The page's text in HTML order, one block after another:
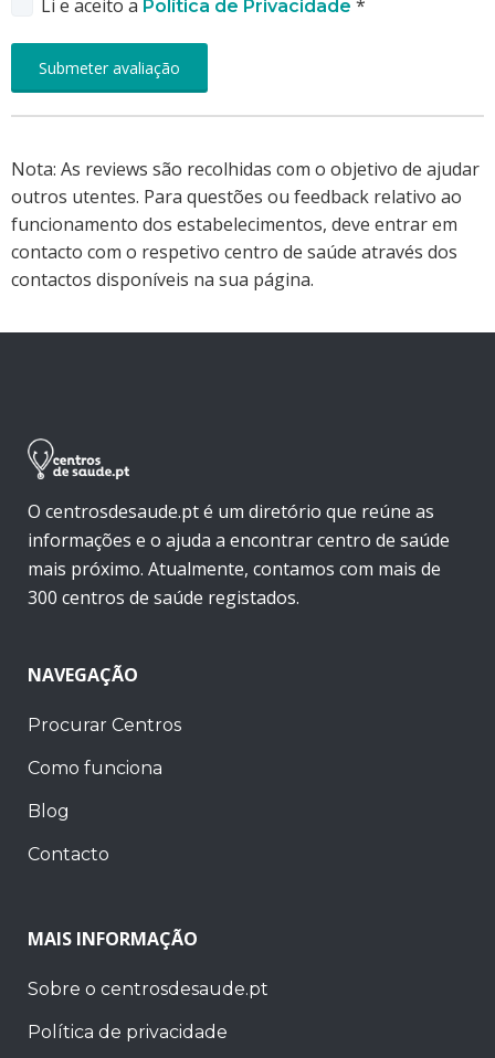
Li e aceito a Política de Privacidade *
Nota: As reviews são recolhidas com o objetivo de ajudar
outros utentes. Para questões ou feedback relativo ao
funcionamento dos estabelecimentos, deve entrar em
contacto com o respetivo centro de saúde através dos
contactos disponíveis na sua página.
O centrosdesaude.pt é um diretório que reúne as
informações e o ajuda a encontrar centro de saúde
mais próximo. Atualmente, contamos com mais de
300 centros de saúde registados.
NAVEGAÇÃO
Procurar Centros
Como funciona
Blog
Contacto
MAIS INFORMAÇÃO
Sobre o centrosdesaude.pt
Política de privacidade